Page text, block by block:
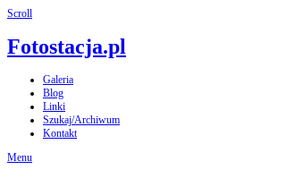
Scroll
Fotostacja.pl
Galeria
Blog
Linki
Szukaj/Archiwum
Kontakt
Menu